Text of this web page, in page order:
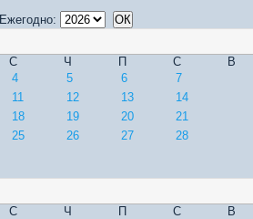
Ежегодно:
С Ч П С
В
4 5 6
7
11 12 13
14
18 19 20
21
25 26 27
28
С Ч П С
В